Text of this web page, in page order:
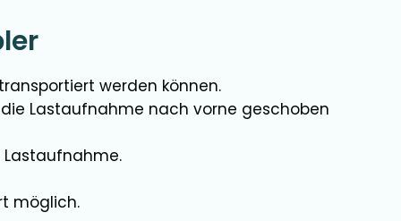
werden können.
Lastaufnahme nach vorne geschoben
möglich.